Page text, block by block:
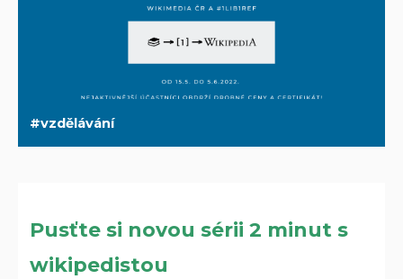
vzdělávání
Pusťte si novou sérii 2 minut s
wikipedistou